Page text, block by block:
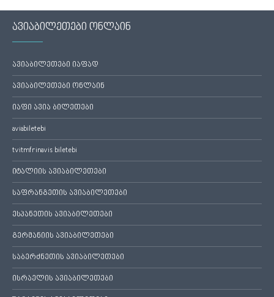
ავიაბილეთები ონლაინ
ავიაბილეთები იაფად
ავიაბილეთები ონლაინ
იაფი ავია ბილეთები
aviabiletebi
tvitmfrinavis biletebi
იტალიის ავიაბილეთები
საფრანგეთის ავიაბილეთები
ესპანეთის ავიაბილეთები
გერმანიის ავიაბილეთები
საბერძნეთის ავიაბილეთები
ისრაელის ავიაბილეთები